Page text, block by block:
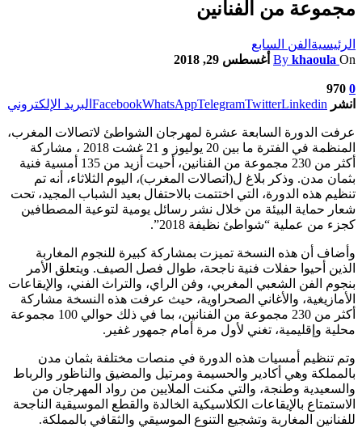
مجموعة من الفنانين
الرئيسية الفن السابع
By khaoula On أغسطس 29, 2018
0
970
انشر
FacebookWhatsAppTelegramTwitterLinkedin البريد الإلكتروني
عرفت الدورة السابعة عشرة لمهرجان الشواطئ لاتصالات المغرب،
المنظمة في الفترة ما بين 20 يوليوز و 21 غشت 2018 ، مشاركة
أكثر من 230 مجموعة من الفنانين، أحيت أزيد من 135 أمسية فنية
بثمان مدن. وذكر بلاغ ل(اتصالات المغرب)، اليوم الثلاثاء، أنه تم
تنظيم هذه الدورة، التي اختتمت بالاحتفال بعيد الشباب المجيد، تحت
شعار حماية البيئة من خلال نشر رسائل يومية لتوعية المصطافين
كجزء من عملية “شواطئ نظيفة 2018”.
وأضاف أن هذه النسخة تميزت بمشاركة كبيرة للنجوم المغاربة
الذين أحيوا حفلات فنية ناجحة، طوال فصل الصيف. ويتعلق الأمر
بنجوم الفن الشعبي المغربي، وفن الراي، والتراث الفني، والإيقاعات
الأمازيغية، والأغاني الصحراوية، حيث عرفت هذه النسخة مشاركة
أكثر من 230 مجموعة من الفنانين، بما في ذلك حوالي 100 مجموعة
محلية وإقليمية، تغني لأول مرة أمام جمهور غفير.
وتم تنظيم أمسيات هذه الدورة في منصات مختلفة بثمان مدن
بالمملكة وهي أكادير والحسيمة ومرتيل والمضيق والناظور والرباط
والسعيدية وطنجة، والتي مكنت الملايين من رواد المهرجان من
الاستمتاع بالإيقاعات الكلاسيكية الخالدة والقطع الموسيقية الناجحة
للفنانين المغاربة وتشجيع التنوع الموسيقي والثقافي بالمملكة.